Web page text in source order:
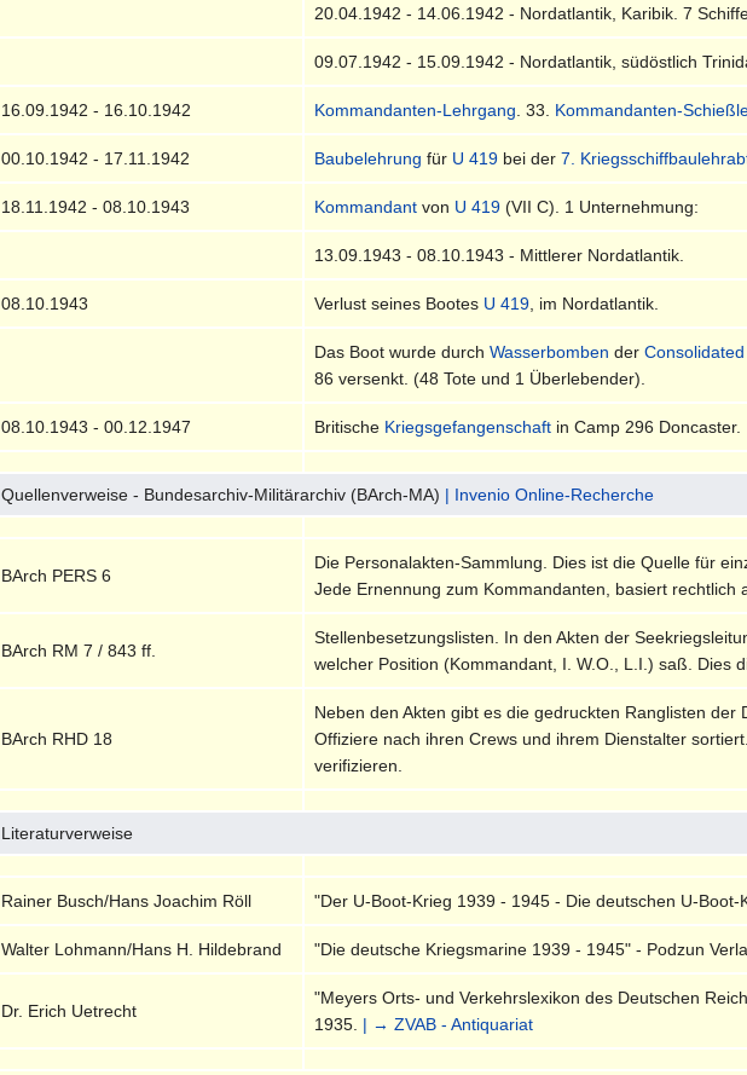
20.04.1942 - 14.06.1942 - Nordatlantik, Karibik. 7
09.07.1942 - 15.09.1942 - Nordatlantik, südöstlich
16.09.1942 - 16.10.1942 Kommandanten-Lehrgang . 33. Kommandanten-
00.10.1942 - 17.11.1942 Baubelehrung für U 419 bei der7.
18.11.1942 - 08.10.1943 Kommandant von U 419 (VII C). 1 Unternehmung:
13.09.1943 - 08.10.1943 - Mittlerer Nordatlantik.
08.10.1943 Verlust seines Bootes U 419 , im Nordatlantik.
Das Boot wurde durchWasserbomben der
86 versenkt. (48 Tote und 1 Überlebender).
08.10.1943 - 00.12.1947 Britische Kriegsgefangenschaft in Camp 296 Doncaster.
Quellenverweise - Bundesarchiv-Militärarchiv (BArch-MA) | Invenio Online-Recherche
BArch PERS 6
Die Personalakten-Sammlung. Dies ist die Quelle für
Jede Ernennung zum Kommandanten, basiert rechtlich
BArch RM 7 / 843 ff.
Stellenbesetzungslisten. In den Akten der
welcher Position (Kommandant, I. W.O., L.I.) saß. Dies
BArch RHD 18
Neben den Akten gibt es die gedruckten Ranglisten
Offiziere nach ihren Crews und ihrem Dienstalter
verifizieren.
Literaturverweise
Rainer Busch/Hans Joachim Röll "Der U-Boot-Krieg 1939 - 1945 - Die deutschen U-
Walter Lohmann/Hans H. Hildebrand "Die deutsche Kriegsmarine 1939 - 1945" - Podzun
Dr. Erich Uetrecht
"Meyers Orts- und Verkehrslexikon des Deutschen
1935. | → ZVAB - Antiquariat